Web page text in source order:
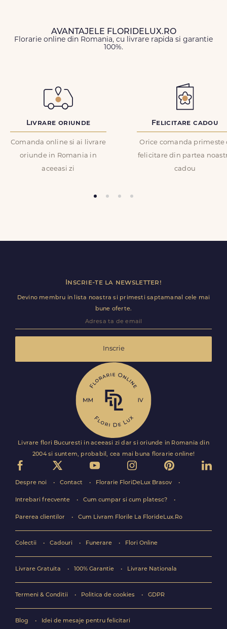
COD PRODUS:
ID Comanda*
Trimite review
AVANTAJELE FLORIDELUX.RO
Florarie online din Romania, cu livrare rapida si garantie
100%.
Livrare oriunde
Comanda online si ai livrare
oriunde in Romania in
aceeasi zi
Felicitare cadou
Orice comanda primeste
felicitare din partea
cadou
Inscrie-te la newsletter!
Devino membru in lista noastra si primesti saptamanal cele mai
bune oferte.
Inscrie
Livrare flori Bucuresti in aceeasi zi dar si oriunde in Romania din
2004 si suntem, probabil, cea mai buna florarie online!
Despre noi Contact Florarie FloriDeLux Brasov
Intrebari frecvente Cum cumpar si cum platesc?
Parerea clientilor Cum Livram Florile La FlorideLux.Ro
Colectii Cadouri Funerare Flori Online
Livrare Gratuita 100% Garantie Livrare Nationala
Termeni & Conditii Politica de cookies GDPR
Blog Idei de mesaje pentru felicitari